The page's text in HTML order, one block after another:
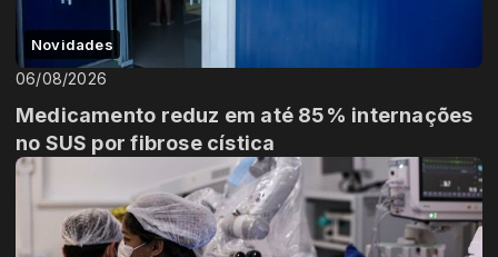
Novidades
06/08/2026
Medicamento reduz em até 85% internações
no SUS por fibrose cística